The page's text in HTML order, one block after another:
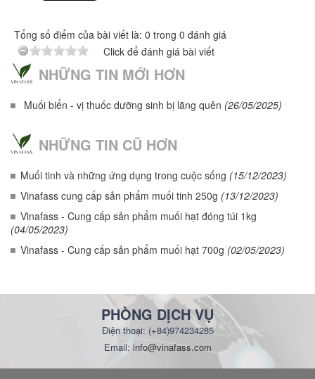
Tổng số điểm của bài viết là: 0 trong 0 đánh giá
Click để đánh giá bài viết
NHỮNG TIN MỚI HƠN
Muối biển - vị thuốc dưỡng sinh bị lãng quên (26/05/2025)
NHỮNG TIN CŨ HƠN
Muối tinh và những ứng dụng trong cuộc sống (15/12/2023)
Vinafass cung cấp sản phẩm muối tinh 250g (13/12/2023)
Vinafass - Cung cấp sản phẩm muối hạt đóng túi 1kg
(04/05/2023)
Vinafass - Cung cấp sản phẩm muối hạt 700g (02/05/2023)
PHÒNG DỊCH VỤ
Điện thoại: (+84)974234285
Email: info@vinafass.com